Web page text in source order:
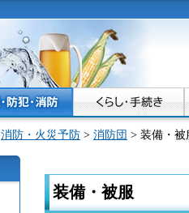
消防・火災予防 > 消防団 > 装備・被
装備・被服